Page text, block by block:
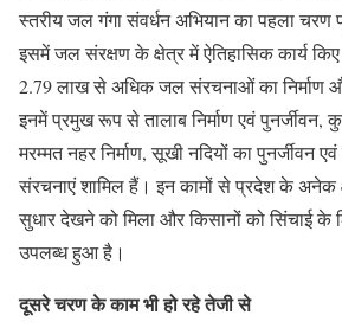
स्तरीय जल गंगा संवर्धन अभियान का पहला चरण
इसमें जल संरक्षण के क्षेत्र में ऐतिहासिक कार्य
2.79 लाख से अधिक जल संरचनाओं का निर्माण
इनमें प्रमुख रूप से तालाब निर्माण एवं पुनर्जीवन,
मरम्मत नहर निर्माण, सूखी नदियों का पुनर्जीवन
संरचनाएं शामिल हैं। इन कामों से प्रदेश के अनेक
सुधार देखने को मिला और किसानों को सिंचाई के
उपलब्ध हुआ है।
दूसरे चरण के काम भी हो रहे तेजी से